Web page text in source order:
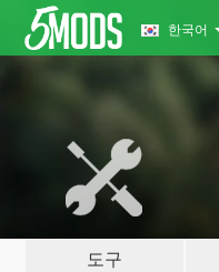
한국어
도구